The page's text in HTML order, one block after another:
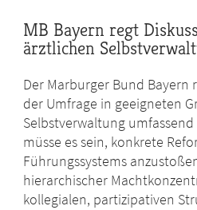
MB Bayern regt
ärztlichen
Der Marburger Bund Bayern
der Umfrage in geeigneten
Selbstverwaltung
müsse es sein, konkrete
Führungssystems
hierarchischer
kollegialen, partizipativen